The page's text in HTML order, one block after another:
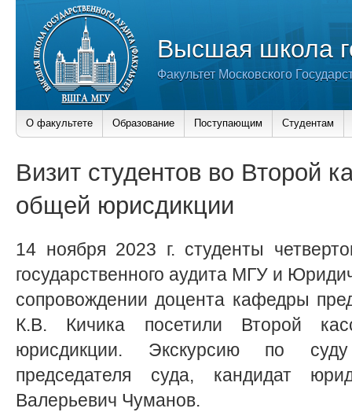
Высшая школа
Факультет Московского
О факультете Образование Поступающим Студентам
Визит студентов во Второй
общей юрисдикции
14 ноября 2023 г. студенты
государственного аудита МГУ и
сопровождении доцента кафедры
К.В. Кичика посетили Второй
юрисдикции. Экскурсию по
председателя суда, кандидат
Валерьевич Чуманов.